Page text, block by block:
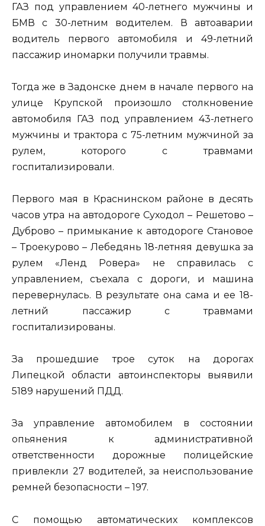
ГАЗ под управлением 40-летнего мужчины и
БМВ с 30-летним водителем. В автоаварии
водитель первого автомобиля и 49-летний
пассажир иномарки получили травмы.
Тогда же в Задонске днем в начале первого на
улице Крупской произошло столкновение
автомобиля ГАЗ под управлением 43-летнего
мужчины и трактора с 75-летним мужчиной за
рулем, которого с травмами
госпитализировали.
Первого мая в Краснинском районе в десять
часов утра на автодороге Суходол – Решетово –
Дуброво – примыкание к автодороге Становое
– Троекурово – Лебедянь 18-летняя девушка за
рулем «Ленд Ровера» не справилась с
управлением, съехала с дороги, и машина
перевернулась. В результате она сама и ее 18-
летний пассажир с травмами
госпитализированы.
За прошедшие трое суток на дорогах
Липецкой области автоинспекторы выявили
5189 нарушений ПДД.
За управление автомобилем в состоянии
опьянения к административной
ответственности дорожные полицейские
привлекли 27 водителей, за неиспользование
ремней безопасности – 197.
С помощью автоматических комплексов